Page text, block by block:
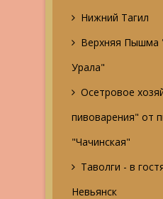
Нижний Тагил
Верхняя Пышма
Урала"
Осетровое
пивоварения" от
"Чачинская"
Таволги - в
Невьянск